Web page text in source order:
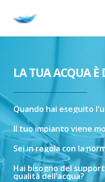
LA TUA ACQUA È
Quando hai eseguito
Il tuoimpianto viene
Seiinregola con la
Hai bisognodel
qualitàdell'acqua?